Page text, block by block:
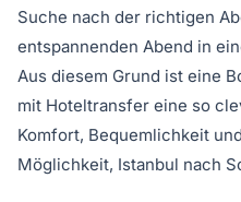
Suche nach der richtigen
entspannenden Abend in
Aus diesem Grund ist eine
mit Hoteltransfer eine so
Komfort, Bequemlichkeit
Möglichkeit, Istanbul nach